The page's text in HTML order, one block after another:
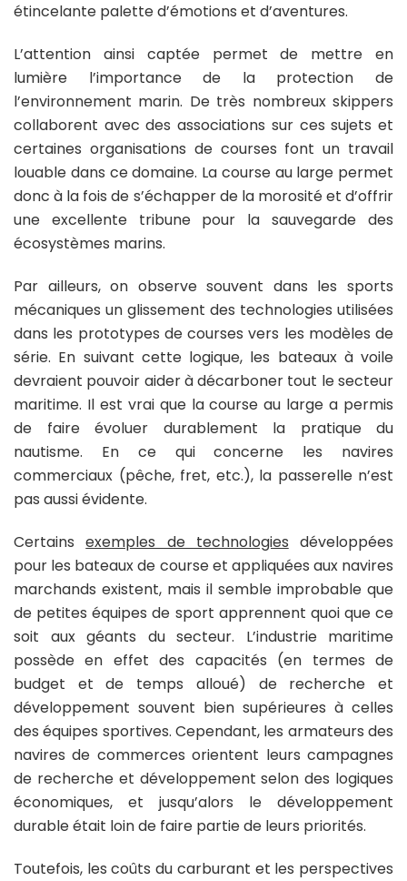
étincelante palette d’émotions et d’aventures.
L’attention ainsi captée permet de mettre en
lumière l’importance de la protection de
l’environnement marin. De très nombreux skippers
collaborent avec des associations sur ces sujets et
certaines organisations de courses font un travail
louable dans ce domaine. La course au large permet
donc à la fois de s’échapper de la morosité et d’offrir
une excellente tribune pour la sauvegarde des
écosystèmes marins.
Par ailleurs, on observe souvent dans les sports
mécaniques un glissement des technologies utilisées
dans les prototypes de courses vers les modèles de
série. En suivant cette logique, les bateaux à voile
devraient pouvoir aider à décarboner tout le secteur
maritime. Il est vrai que la course au large a permis
de faire évoluer durablement la pratique du
nautisme. En ce qui concerne les navires
commerciaux (pêche, fret, etc.), la passerelle n’est
pas aussi évidente.
Certainsexemples de technologies développées
pour les bateaux de course et appliquées aux navires
marchands existent, mais il semble improbable que
de petites équipes de sport apprennent quoi que ce
soit aux géants du secteur. L’industrie maritime
possède en effet des capacités (en termes de
budget et de temps alloué) de recherche et
développement souvent bien supérieures à celles
des équipes sportives. Cependant, les armateurs des
navires de commerces orientent leurs campagnes
de recherche et développement selon des logiques
économiques, et jusqu’alors le développement
durable était loin de faire partie de leurs priorités.
Toutefois, les coûts du carburant et les perspectives